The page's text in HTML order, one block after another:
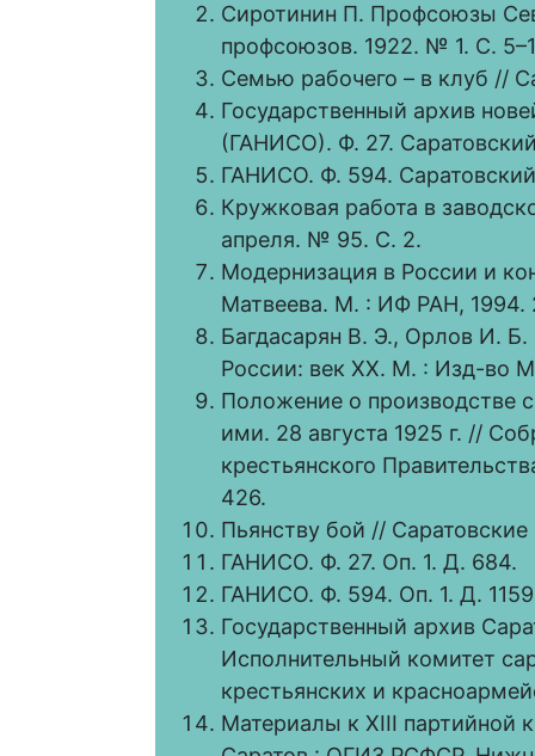
Сиротинин П. Профсоюзы
профсоюзов. 1922. № 1. С.
Семью рабочего – в клуб //
Государственный архив
(ГАНИСО). Ф. 27.
ГАНИСО. Ф. 594.
Кружковая работа в
апреля. № 95. С. 2.
Модернизация в России и
Матвеева. М. : ИФ РАН, 1994.
Багдасарян В. Э., Орлов И. Б.
России: век XX. М. : Изд-во
Положение о производстве
ими. 28 августа 1925 г. //
крестьянского
426.
Пьянству бой //
ГАНИСО. Ф. 27. Оп. 1. Д. 684.
ГАНИСО. Ф. 594. Оп. 1. Д.
Государственный архив
Исполнительный комитет
крестьянских и
Материалы к XIII партийной